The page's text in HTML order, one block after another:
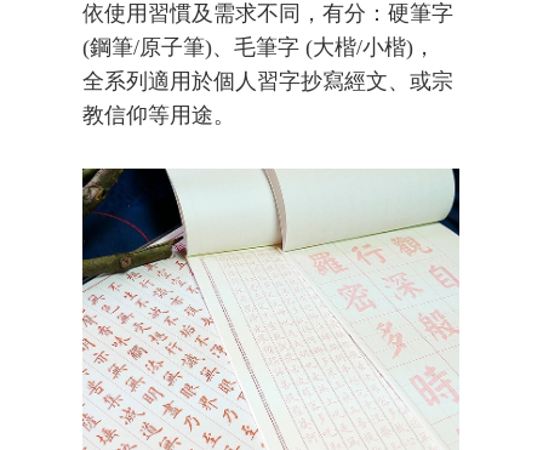
依使用習慣及需求不同，有分：硬筆字
(鋼筆/原子筆)、毛筆字 (大楷/小楷)，
全系列適用於個人習字抄寫經文、或宗
教信仰等用途。